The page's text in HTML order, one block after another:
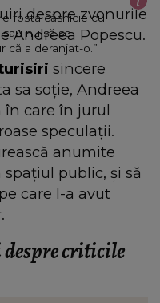
fosta căsnicie cu
nu să se
că a deranjat-o.”
despre zvonurile
Andreea Popescu.
sincere
sa soție, Andreea
în care în jurul
speculații.
anumite
public, și să
care l-a avut
criticile